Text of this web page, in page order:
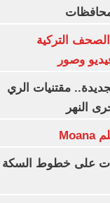
التركية
وصور
مقتنيات الري
النهر
على خطوط السكة